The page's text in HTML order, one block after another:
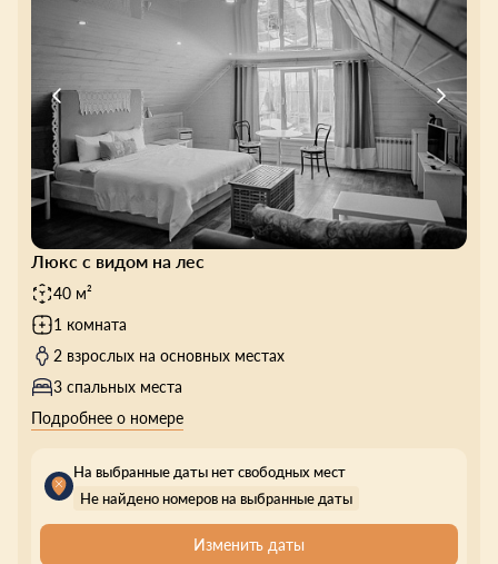
Люкс с видом на лес
40 м²
1 комната
2 взрослых на основных местах
3 спальных места
Подробнее о номере
На выбранные даты нет свободных мест
Не найдено номеров на выбранные даты
Изменить даты